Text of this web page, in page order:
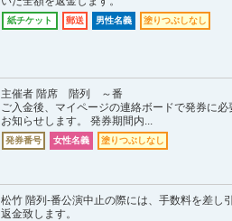
紙チケット 郵送 男性名義 塗りつぶしなし
主催者 階席 階列 ～番
ご入金後、マイページの連絡ボードで発券に必
お知らせします。 発券期間内...
発券番号 女性名義 塗りつぶしなし
松竹 階列-番公演中止の際には、手数料を差し
返金致します。